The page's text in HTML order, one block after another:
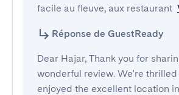
facile au fleuve, aux restaurant
Réponse de GuestReady
Dear Hajar, Thank you for
wonderful review. We're thrilled
enjoyed the excellent location